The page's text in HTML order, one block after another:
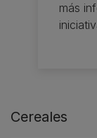
más
Cereales